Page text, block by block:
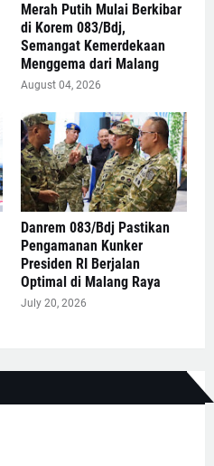
Merah Putih Mulai Berkibar
di Korem 083/Bdj,
Semangat Kemerdekaan
Menggema dari Malang
August 04, 2026
Danrem 083/Bdj Pastikan
Pengamanan Kunker
Presiden RI Berjalan
Optimal di Malang Raya
July 20, 2026